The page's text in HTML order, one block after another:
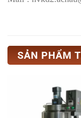
SẢN PHẨM